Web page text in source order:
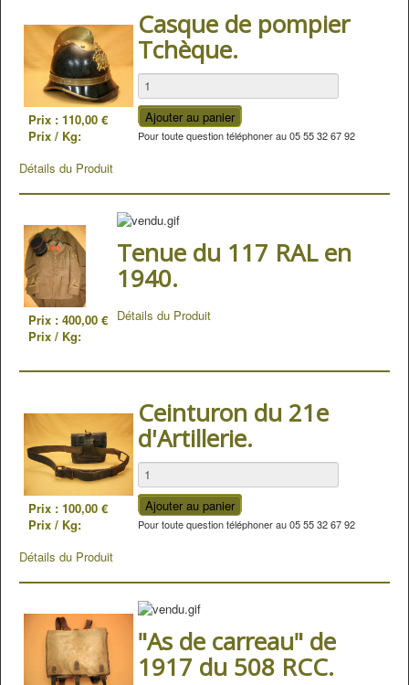
Prix : 110,00 €
Prix / Kg:
Casque de pompier
Tchèque.
Pour toute question téléphoner au 05 55 32 67 92
Détails du Produit
Prix : 400,00 €
Prix / Kg:
Tenue du 117 RAL en
1940.
Détails du Produit
Prix : 100,00 €
Prix / Kg:
Ceinturon du 21e
d'Artillerie.
Pour toute question téléphoner au 05 55 32 67 92
Détails du Produit
"As de carreau" de
1917 du 508 RCC.